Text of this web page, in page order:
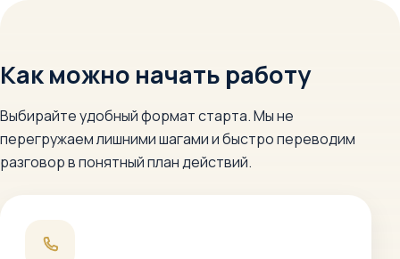
Как можно начать работу
Выбирайте удобный формат старта. Мы не
перегружаем лишними шагами и быстро переводим
разговор в понятный план действий.